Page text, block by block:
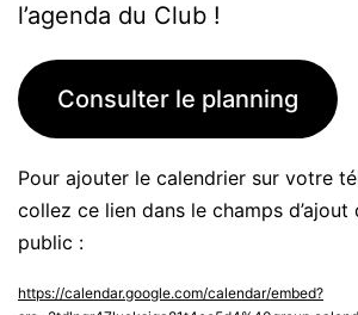
l’agenda du Club !
Consulter le planning
Pour ajouter le calendrier sur votre
collez ce lien dans le champs d’ajout
public :
https://calendar.google.com/calendar/embed?